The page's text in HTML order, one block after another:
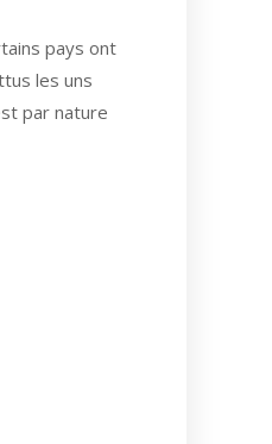
pays ont
les uns
par nature